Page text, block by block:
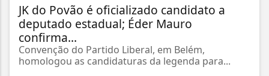
JK do Povão é oficializado candidato a
deputado estadual; Éder Mauro
confirma...
Convenção do Partido Liberal, em Belém,
homologou as candidaturas da legenda para...